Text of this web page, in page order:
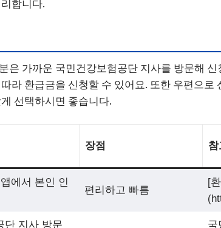
합니다.
은 가까운 국민건강보험공단 지사를 방문해
라 환급금을 신청할 수 있어요. 또한 우편으로
선택하시면 좋습니다.
장점 참
에서 본인 인
편리하고 빠름
[
단 지사 방문 국